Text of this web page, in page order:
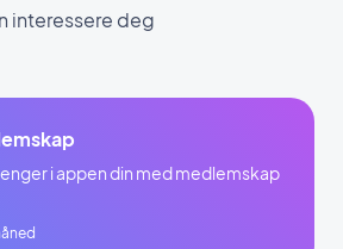
interessere deg
i appen din med medlemskap